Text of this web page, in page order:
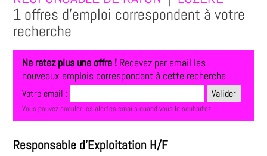
1 offres d'emploi correspondent à votre
recherche
Ne ratez plus une offre ! Recevez par email les
nouveaux emplois correspondant à cette recherche
Votre email :
Vous pouvez annuler les alertes emails quand vous le souhaitez.
Responsable d'Exploitation H/F